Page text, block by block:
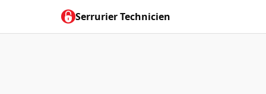
Serrurier Technicien